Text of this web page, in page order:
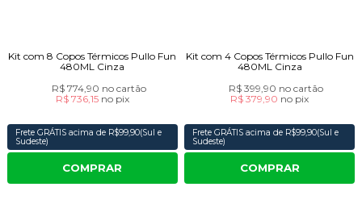
Kit com 8 Copos Térmicos Pullo Fun
480ML Cinza
R$ 774,90 no cartão
R$ 736,15 no pix
Frete GRÁTIS acima de R$99,90(Sul e
Sudeste)
COMPRAR
Kit com 4 Copos Térmicos Pullo Fun
480ML Cinza
R$ 399,90 no cartão
R$ 379,90 no pix
Frete GRÁTIS acima de R$99,90(Sul e
Sudeste)
COMPRAR